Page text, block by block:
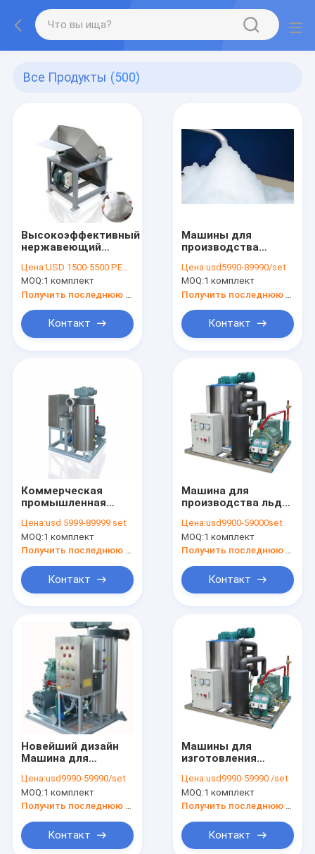
Все Продукты (500)
Высокоэффективный
нержавеющий
ледокол бритва
машина цена
Цена:USD 1500-5500 PER SER
MOQ:1 комплект
Контакт
Машины для
производства
машины для
производства льда
Scotsman/машины
для производства
блоков льда цена
Цена:usd5990-89990/set
MOQ:1 комплект
Контакт
Коммерческая
промышленная
ледяного слизи
Цена:usd 5999-89999 set
MOQ:1 комплект
Контакт
Машина для
производства льда
морепродуктов,
морской воды 10
тонн
Цена:usd9900-59000set
MOQ:1 комплект
Контакт
Новейший дизайн
Машина для
лучшей ценой
Цена:usd9990-59990/set
MOQ:1 комплект
Получить последнюю цену
Контакт
Машины для
изготовления
кубиков льда из
нержавеющей
стали
Цена:usd9990-59990 /set
MOQ:1 комплект
Получить последнюю цену
Контакт